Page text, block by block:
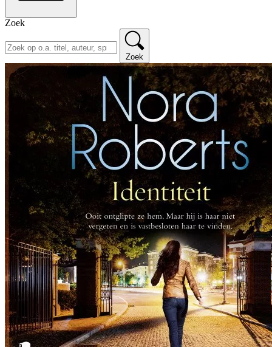
Zoek
Zoek